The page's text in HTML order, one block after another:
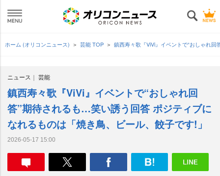
ホーム (オリコンニュース) 芸能 TOP 鎮西寿々歌『ViVi』イベントで“おしゃれ
ニュース 芸能
鎮西寿々歌『ViVi』イベントで“おしゃれ回
答”期待されるも…笑い誘う回答 ポジティブに
なれるものは「焼き鳥、ビール、餃子です!」
2026-05-17 15:00